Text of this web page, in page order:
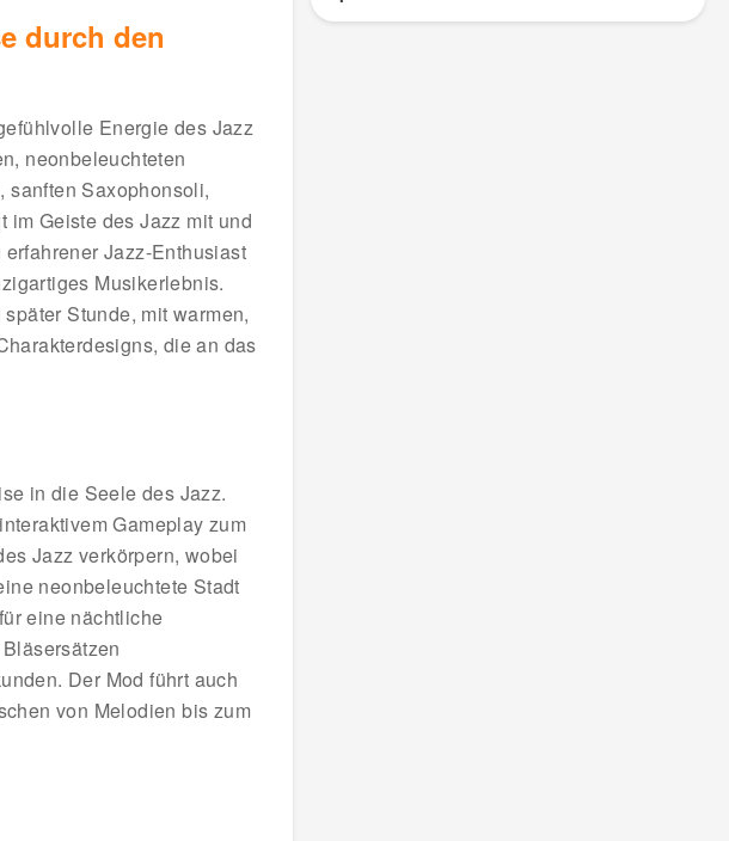
durch den
Energie des Jazz
neonbeleuchteten
sanften Saxophonsoli,
Geiste des Jazz mit und
Jazz-Enthusiast
Musikerlebnis.
Stunde, mit warmen,
die an das
in die Seele des Jazz.
Gameplay zum
Jazz verkörpern, wobei
neonbeleuchtete Stadt
eine nächtliche
Der Mod führt auch
von Melodien bis zum